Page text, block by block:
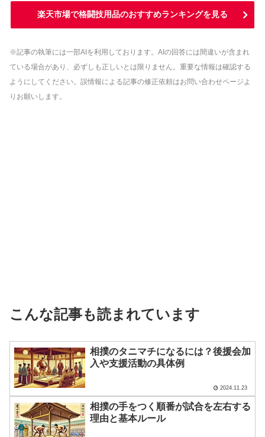
楽天市場で格闘技用品のおすすめランキングを見る
※記事の執筆には一部AIを利用しております。AIの回答には間違いが含まれ
ている場合があり、必ずしも正しいとは限りません。重要な情報は確認する
ようにしてください。誤情報による記事の修正依頼はお問い合わせページよ
りお願いします。
こんな記事も読まれています
相撲のタニマチになるには？後援会加
入や支援活動の具体例
2024.11.23
相撲の手をつく順番が試合を左右する
理由と基本ルール